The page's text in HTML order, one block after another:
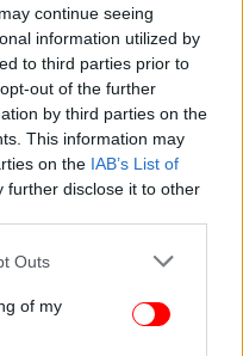
continue seeing
information utilized by
to third parties prior to
out of the further
by third parties on the
This information may
on the IAB’s List of
further disclose it to other
one or more Google
You may click to
its third-party tags to
Outs
of my